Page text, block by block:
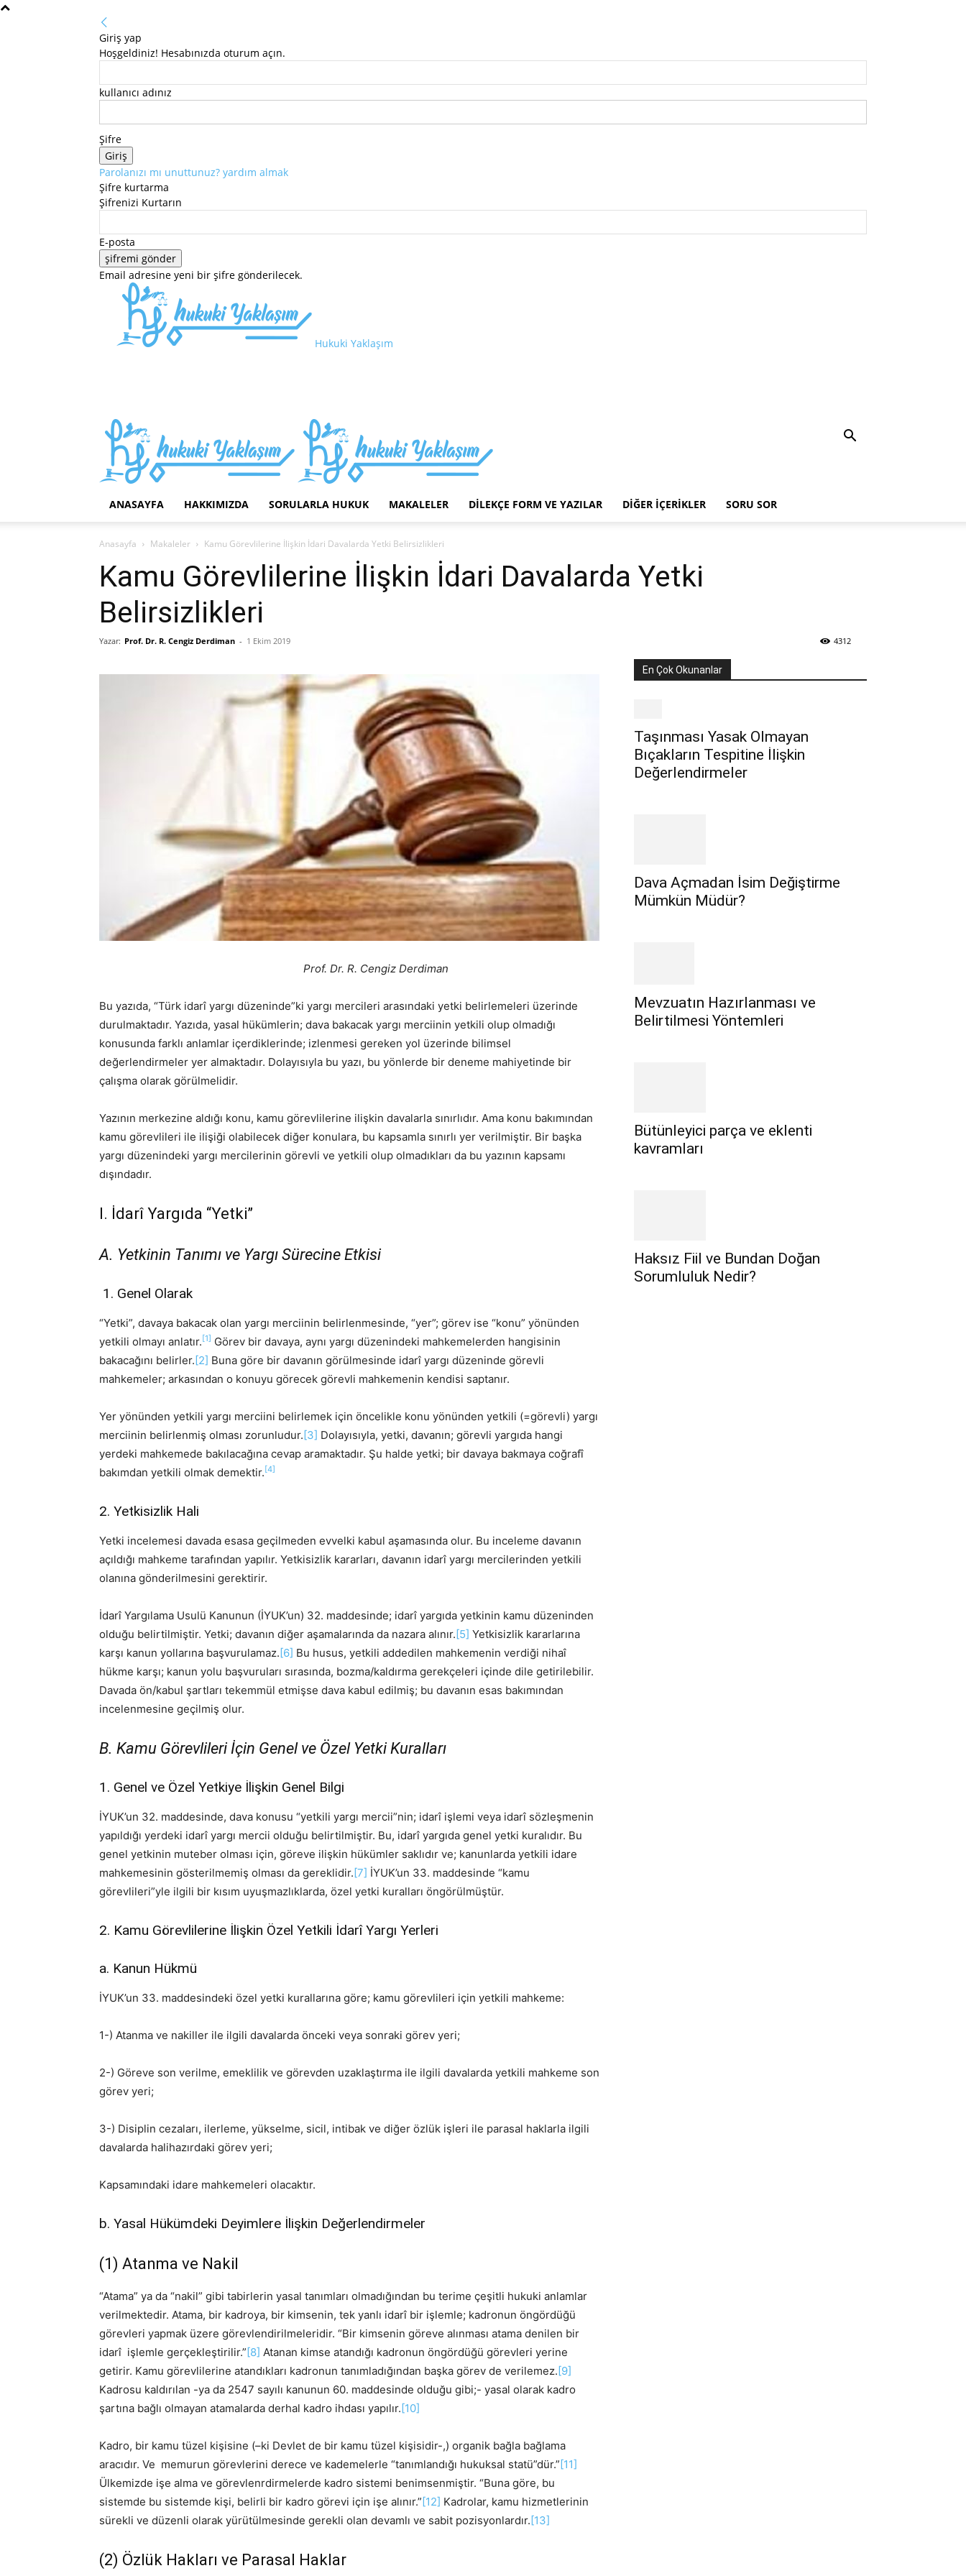
Giriş yap
Hoşgeldiniz! Hesabınızda oturum açın.
kullanıcı adınız
Şifre
Parolanızı mı unuttunuz? yardım almak
Şifre kurtarma
Şifrenizi Kurtarın
E-posta
Email adresine yeni bir şifre gönderilecek.
Hukuki Yaklaşım
ANASAYFA HAKKIMIZDA SORULARLA HUKUK MAKALELER DILEKÇE FORM VE YAZILAR DIĞER İÇERIKLER SORU SOR
Anasayfa Makaleler Kamu Görevlilerine İlişkin İdari Davalarda Yetki Belirsizlikleri
Kamu Görevlilerine İlişkin İdari Davalarda Yetki
Belirsizlikleri
Yazar: Prof. Dr. R. Cengiz Derdiman - 1 Ekim 2019 4312
Prof. Dr. R. Cengiz Derdiman
Bu yazıda, “Türk idarî yargı düzeninde”ki yargı mercileri arasındaki yetki belirlemeleri üzerinde
durulmaktadır. Yazıda, yasal hükümlerin; dava bakacak yargı merciinin yetkili olup olmadığı
konusunda farklı anlamlar içerdiklerinde; izlenmesi gereken yol üzerinde bilimsel
değerlendirmeler yer almaktadır. Dolayısıyla bu yazı, bu yönlerde bir deneme mahiyetinde bir
çalışma olarak görülmelidir.
Yazının merkezine aldığı konu, kamu görevlilerine ilişkin davalarla sınırlıdır. Ama konu bakımından
kamu görevlileri ile ilişiği olabilecek diğer konulara, bu kapsamla sınırlı yer verilmiştir. Bir başka
yargı düzenindeki yargı mercilerinin görevli ve yetkili olup olmadıkları da bu yazının kapsamı
dışındadır.
I. İdarî Yargıda “Yetki”
A. Yetkinin Tanımı ve Yargı Sürecine Etkisi
1. Genel Olarak
“Yetki”, davaya bakacak olan yargı merciinin belirlenmesinde, “yer”; görev ise “konu” yönünden
yetkili olmayı anlatır. [1] Görev bir davaya, aynı yargı düzenindeki mahkemelerden hangisinin
bakacağını belirler.[2] Buna göre bir davanın görülmesinde idarî yargı düzeninde görevli
mahkemeler; arkasından o konuyu görecek görevli mahkemenin kendisi saptanır.
Yer yönünden yetkili yargı merciini belirlemek için öncelikle konu yönünden yetkili (=görevli) yargı
merciinin belirlenmiş olması zorunludur.[3] Dolayısıyla, yetki, davanın; görevli yargıda hangi
yerdeki mahkemede bakılacağına cevap aramaktadır. Şu halde yetki; bir davaya bakmaya coğrafî
bakımdan yetkili olmak demektir. [4]
2. Yetkisizlik Hali
Yetki incelemesi davada esasa geçilmeden evvelki kabul aşamasında olur. Bu inceleme davanın
açıldığı mahkeme tarafından yapılır. Yetkisizlik kararları, davanın idarî yargı mercilerinden yetkili
olanına gönderilmesini gerektirir.
İdarî Yargılama Usulü Kanunun (İYUK’un) 32. maddesinde; idarî yargıda yetkinin kamu düzeninden
olduğu belirtilmiştir. Yetki; davanın diğer aşamalarında da nazara alınır.[5] Yetkisizlik kararlarına
karşı kanun yollarına başvurulamaz.[6] Bu husus, yetkili addedilen mahkemenin verdiği nihaî
hükme karşı; kanun yolu başvuruları sırasında, bozma/kaldırma gerekçeleri içinde dile getirilebilir.
Davada ön/kabul şartları tekemmül etmişse dava kabul edilmiş; bu davanın esas bakımından
incelenmesine geçilmiş olur.
B. Kamu Görevlileri İçin Genel ve Özel Yetki Kuralları
1. Genel ve Özel Yetkiye İlişkin Genel Bilgi
İYUK’un 32. maddesinde, dava konusu “yetkili yargı mercii”nin; idarî işlemi veya idarî sözleşmenin
yapıldığı yerdeki idarî yargı mercii olduğu belirtilmiştir. Bu, idarî yargıda genel yetki kuralıdır. Bu
genel yetkinin muteber olması için, göreve ilişkin hükümler saklıdır ve; kanunlarda yetkili idare
mahkemesinin gösterilmemiş olması da gereklidir.[7] İYUK’un 33. maddesinde “kamu
görevlileri”yle ilgili bir kısım uyuşmazlıklarda, özel yetki kuralları öngörülmüştür.
2. Kamu Görevlilerine İlişkin Özel Yetkili İdarî Yargı Yerleri
a. Kanun Hükmü
İYUK’un 33. maddesindeki özel yetki kurallarına göre; kamu görevlileri için yetkili mahkeme:
1-) Atanma ve nakiller ile ilgili davalarda önceki veya sonraki görev yeri;
2-) Göreve son verilme, emeklilik ve görevden uzaklaştırma ile ilgili davalarda yetkili mahkeme son
görev yeri;
3-) Disiplin cezaları, ilerleme, yükselme, sicil, intibak ve diğer özlük işleri ile parasal haklarla ilgili
davalarda halihazırdaki görev yeri;
Kapsamındaki idare mahkemeleri olacaktır.
b. Yasal Hükümdeki Deyimlere İlişkin Değerlendirmeler
(1) Atanma ve Nakil
“Atama” ya da “nakil” gibi tabirlerin yasal tanımları olmadığından bu terime çeşitli hukuki anlamlar
verilmektedir. Atama, bir kadroya, bir kimsenin, tek yanlı idarî bir işlemle; kadronun öngördüğü
görevleri yapmak üzere görevlendirilmeleridir. “Bir kimsenin göreve alınması atama denilen bir
idarî işlemle gerçekleştirilir.”[8] Atanan kimse atandığı kadronun öngördüğü görevleri yerine
getirir. Kamu görevlilerine atandıkları kadronun tanımladığından başka görev de verilemez.[9]
Kadrosu kaldırılan -ya da 2547 sayılı kanunun 60. maddesinde olduğu gibi;- yasal olarak kadro
şartına bağlı olmayan atamalarda derhal kadro ihdası yapılır.[10]
Kadro, bir kamu tüzel kişisine (–ki Devlet de bir kamu tüzel kişisidir-,) organik bağla bağlama
aracıdır. Ve memurun görevlerini derece ve kademelerle “tanımlandığı hukuksal statü”dür.”[11]
Ülkemizde işe alma ve görevlenrdirmelerde kadro sistemi benimsenmiştir. “Buna göre, bu
sistemde bu sistemde kişi, belirli bir kadro görevi için işe alınır.”[12] Kadrolar, kamu hizmetlerinin
sürekli ve düzenli olarak yürütülmesinde gerekli olan devamlı ve sabit pozisyonlardır.[13]
(2) Özlük Hakları ve Parasal Haklar
En Çok Okunanlar
Taşınması Yasak Olmayan
Bıçakların Tespitine İlişkin
Değerlendirmeler
Dava Açmadan İsim Değiştirme
Mümkün Müdür?
Mevzuatın Hazırlanması ve
Belirtilmesi Yöntemleri
Bütünleyici parça ve eklenti
kavramları
Haksız Fiil ve Bundan Doğan
Sorumluluk Nedir?